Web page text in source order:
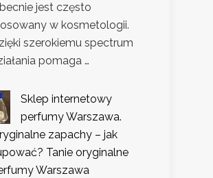
jest często
w kosmetologii.
szerokiemu spectrum
pomaga …
Sklep internetowy
perfumy Warszawa.
zapachy – jak
Tanie oryginalne
Warszawa